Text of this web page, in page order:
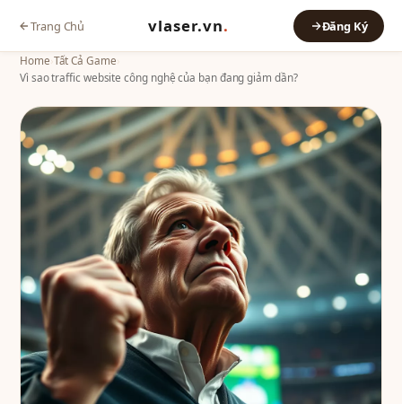
Trang Chủ vlaser.vn. Đăng Ký
Home›Tất Cả Game›
Vì sao traffic website công nghệ của bạn đang giảm dần?